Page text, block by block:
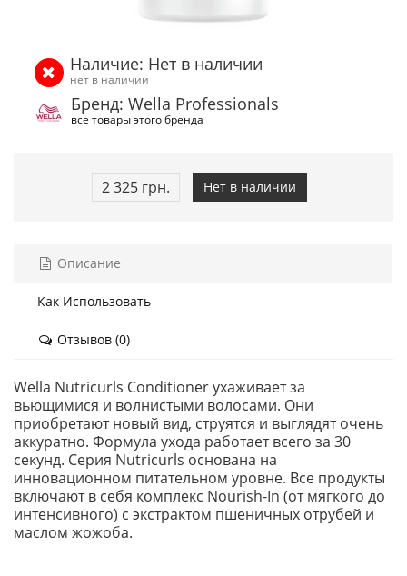
Наличие: Нет в наличии
нет в наличии
Бренд: Wella Professionals
все товары этого бренда
2 325 грн. Нет в наличии
Описание
Как Использовать
Отзывов (0)
Wella Nutricurls Conditioner ухаживает за
вьющимися и волнистыми волосами. Они
приобретают новый вид, струятся и выглядят очень
аккуратно. Формула ухода работает всего за 30
секунд. Серия Nutricurls основана на
инновационном питательном уровне. Все продукты
включают в себя комплекс Nourish-In (от мягкого до
интенсивного) с экстрактом пшеничных отрубей и
маслом жожоба.